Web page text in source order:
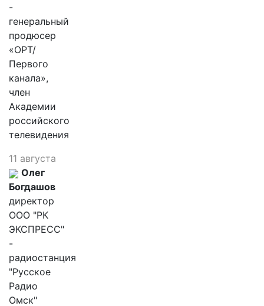
-
генеральный
продюсер
«ОРТ/
Первого
канала»,
член
Академии
российского
телевидения
11 августа
Олег
Богдашов
директор
ООО "РК
ЭКСПРЕСС"
-
радиостанция
"Русское
Радио
Омск"